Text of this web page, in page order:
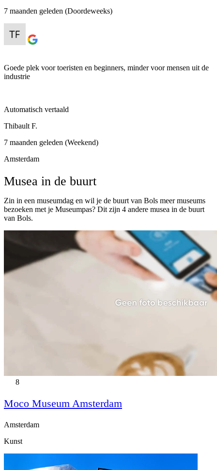
7 maanden geleden (Doordeweeks)
Goede plek voor toeristen en beginners, minder voor mensen uit de
industrie
Automatisch vertaald
Thibault F.
7 maanden geleden (Weekend)
Amsterdam
Musea in de buurt
Zin in een museumdag en wil je de buurt van Bols meer museums
bezoeken met je Museumpas? Dit zijn 4 andere musea in de buurt
van Bols.
8
Moco Museum Amsterdam
Amsterdam
Kunst